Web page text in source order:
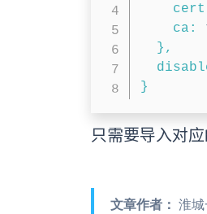
cert
ca :
} ,
}
只需要导入对应
文章作者： 淮